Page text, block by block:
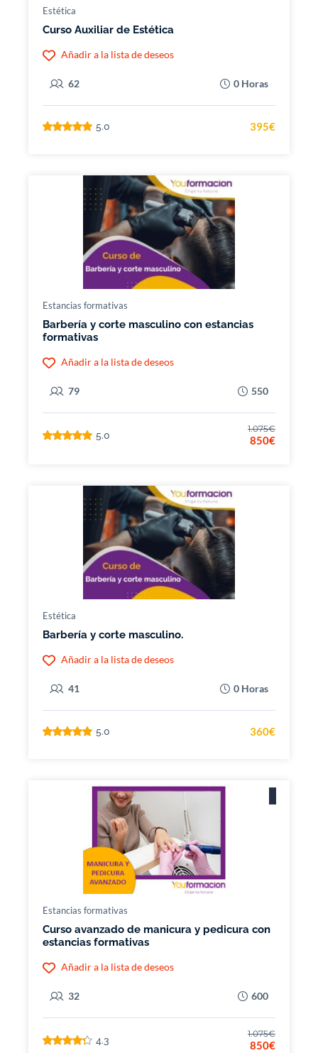
Estética
Curso Auxiliar de Estética
Añadir a la lista de deseos
62 0 Horas
5.0 395€
Estancias formativas
Barbería y corte masculino con estancias
formativas
Añadir a la lista de deseos
79 550
5.0
1.075€
850€
Estética
Barbería y corte masculino.
Añadir a la lista de deseos
41 0 Horas
5.0 360€
Estancias formativas
Curso avanzado de manicura y pedicura con
estancias formativas
Añadir a la lista de deseos
32 600
4.3
1.075€
850€